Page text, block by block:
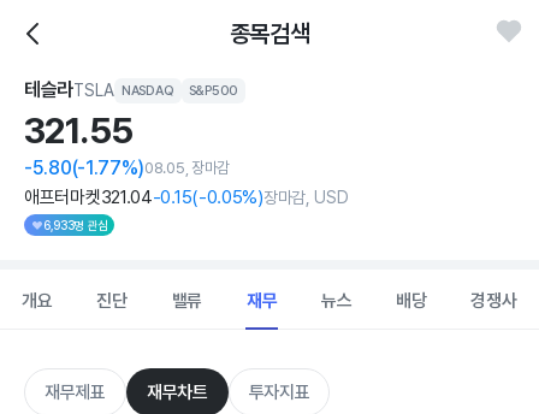
종목검색
테슬라TSLA NASDAQ S&P500
321.55
-5.80(-1.77%)08.05, 장마감
애프터마켓321.04-0.15(-0.05%)장마감, USD
6,933명 관심
개요 진단 밸류 재무 뉴스 배당 경쟁사
재무제표 재무차트 투자지표